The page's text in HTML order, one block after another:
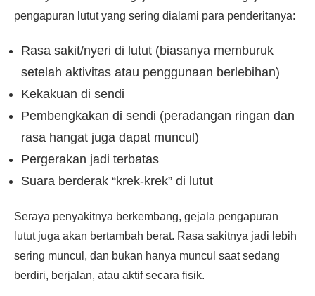
pengapuran lutut yang sering dialami para penderitanya:
Rasa sakit/nyeri di lutut (biasanya memburuk
setelah aktivitas atau penggunaan berlebihan)
Kekakuan di sendi
Pembengkakan di sendi (peradangan ringan dan
rasa hangat juga dapat muncul)
Pergerakan jadi terbatas
Suara berderak “krek-krek” di lutut
Seraya penyakitnya berkembang, gejala pengapuran
lutut juga akan bertambah berat. Rasa sakitnya jadi lebih
sering muncul, dan bukan hanya muncul saat sedang
berdiri, berjalan, atau aktif secara fisik.